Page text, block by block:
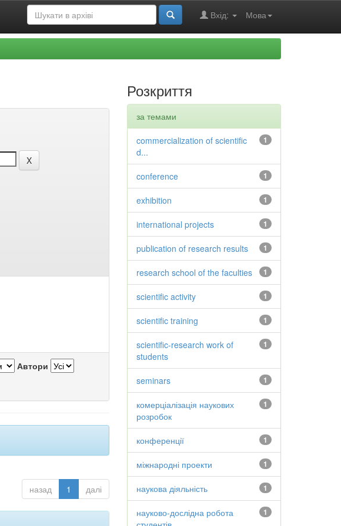
Мова
Вхід:
Автори
назад 1 далі
Розкриття
за темами
1
commercialization of scientific
d...
1
conference
1
exhibition
1
international projects
1
publication of research results
1
research school of the faculties
1
scientific activity
1
scientific training
1
scientific-research work of
students
1
seminars
1
комерціалізація наукових
розробок
1
конференції
1
міжнародні проекти
1
наукова діяльність
1
науково-дослідна робота